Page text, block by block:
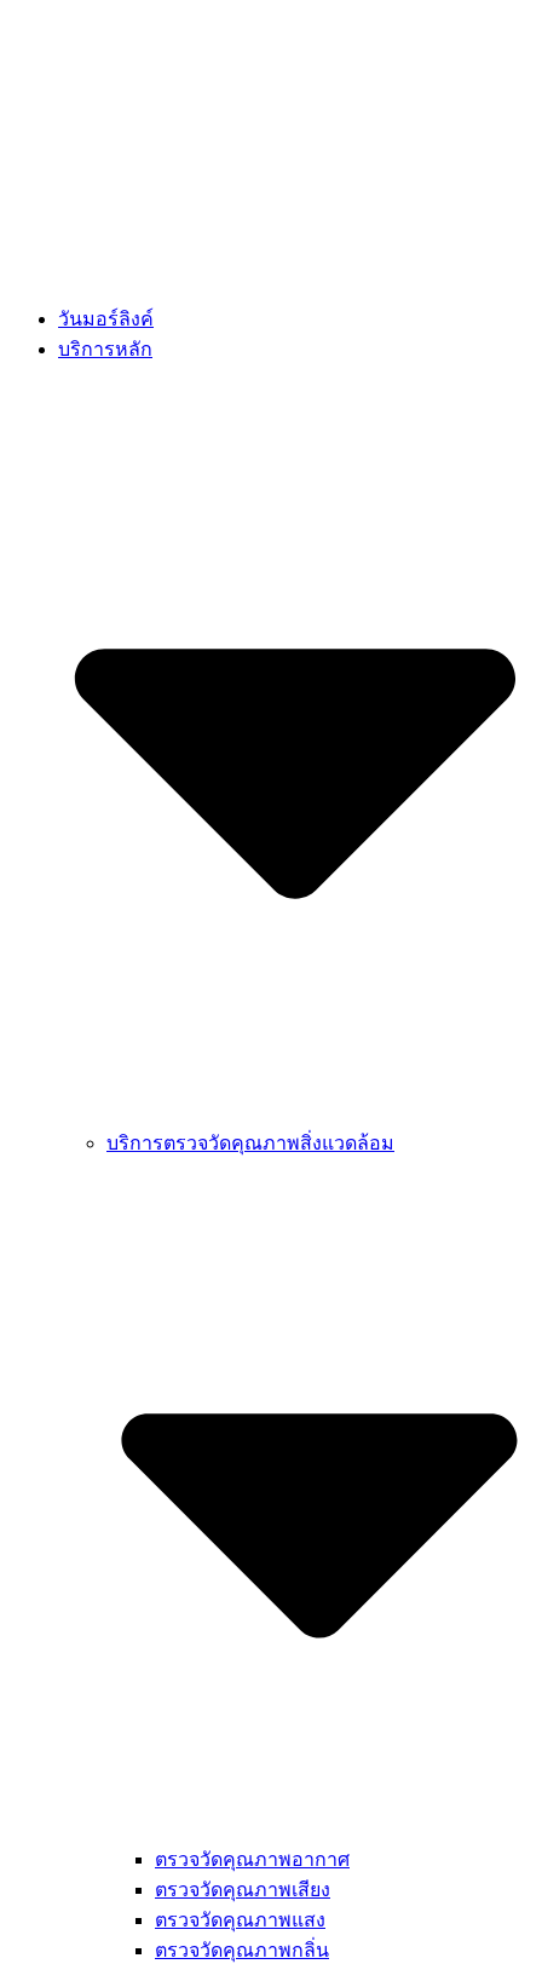
วันมอร์ลิงค์
บริการหลัก
บริการตรวจวัดคุณภาพสิ่งแวดล้อม
ตรวจวัดคุณภาพอากาศ
ตรวจวัดคุณภาพเสียง
ตรวจวัดคุณภาพแสง
ตรวจวัดคุณภาพกลิ่น